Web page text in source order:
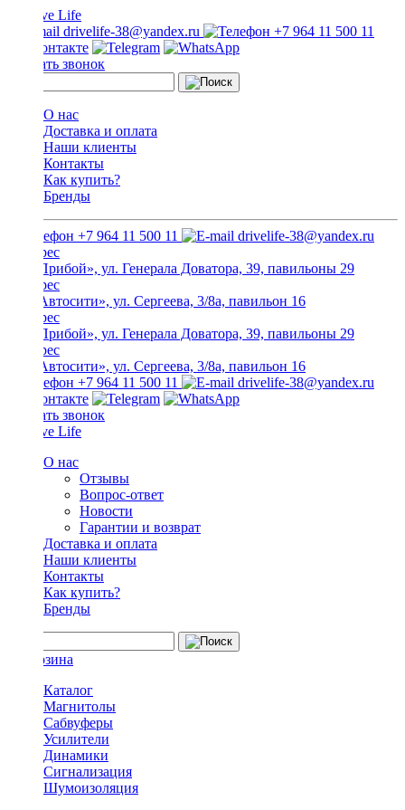
drivelife-38@yandex.ru +7 964 11 500 11
Заказать звонок
О нас
Доставка и оплата
Наши клиенты
Контакты
Как купить?
Бренды
+7 964 11 500 11 drivelife-38@yandex.ru
ТЦ «Прибой», ул. Генерала Доватора, 39, павильоны 29
ТЦ «Автосити», ул. Сергеева, 3/8а, павильон 16
ТЦ «Прибой», ул. Генерала Доватора, 39, павильоны 29
ТЦ «Автосити», ул. Сергеева, 3/8а, павильон 16
+7 964 11 500 11
drivelife-38@yandex.ru
Заказать звонок
О нас
Отзывы
Вопрос-ответ
Новости
Гарантии и возврат
Доставка и оплата
Наши клиенты
Контакты
Как купить?
Бренды
Каталог
Магнитолы
Сабвуферы
Усилители
Динамики
Сигнализация
Шумоизоляция